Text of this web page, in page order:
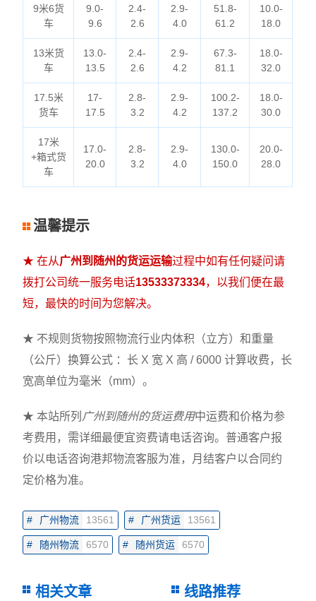
9米6货
车
9.0-
9.6
2.4-
2.6
2.9-
4.0
51.8-
61.2
10.0-
18.0
13米货
车
13.0-
13.5
2.4-
2.6
2.9-
4.2
67.3-
81.1
18.0-
32.0
17.5米
货车
17-
17.5
2.8-
3.2
2.9-
4.2
100.2-
137.2
18.0-
30.0
17米
+箱式货
车
17.0-
20.0
2.8-
3.2
2.9-
4.0
130.0-
150.0
20.0-
28.0
温馨提示
★ 在从广州到随州的货运运输过程中如有任何疑问请
拨打公司统一服务电话13533373334，以我们便在最
短，最快的时间为您解决。
★ 不规则货物按照物流行业内体积（立方）和重量
（公斤）换算公式 ：长 X 宽 X 高 / 6000 计算收费，长
宽高单位为毫米（mm）。
★ 本站所列 广州到随州的货运费用中运费和价格为参
考费用，需详细最便宜资费请电话咨询。普通客户报
价以电话咨询港邦物流客服为准，月结客户以合同约
定价格为准。
# 广州物流 13561 # 广州货运 13561
# 随州物流 6570 # 随州货运 6570
相关文章 线路推荐